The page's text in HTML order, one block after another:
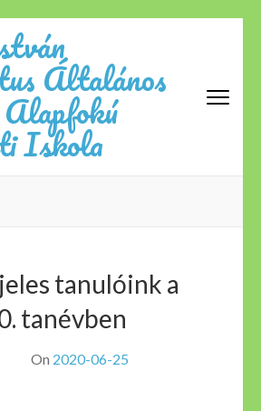
Általános
Iskola
tanulóink a
tanévben
On 2020-06-25